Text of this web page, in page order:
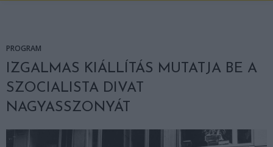
PROGRAM
IZGALMAS KIÁLLÍTÁS MUTATJA BE A
SZOCIALISTA DIVAT
NAGYASSZONYÁT